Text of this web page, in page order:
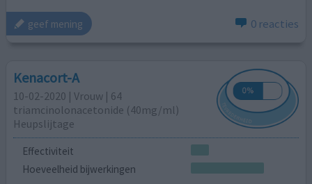
geef mening 0 reacties
Kenacort-A
10-02-2020 | Vrouw | 64
triamcinolonacetonide (40mg/ml)
Heupslijtage
Effectiviteit
Hoeveelheid bijwerkingen